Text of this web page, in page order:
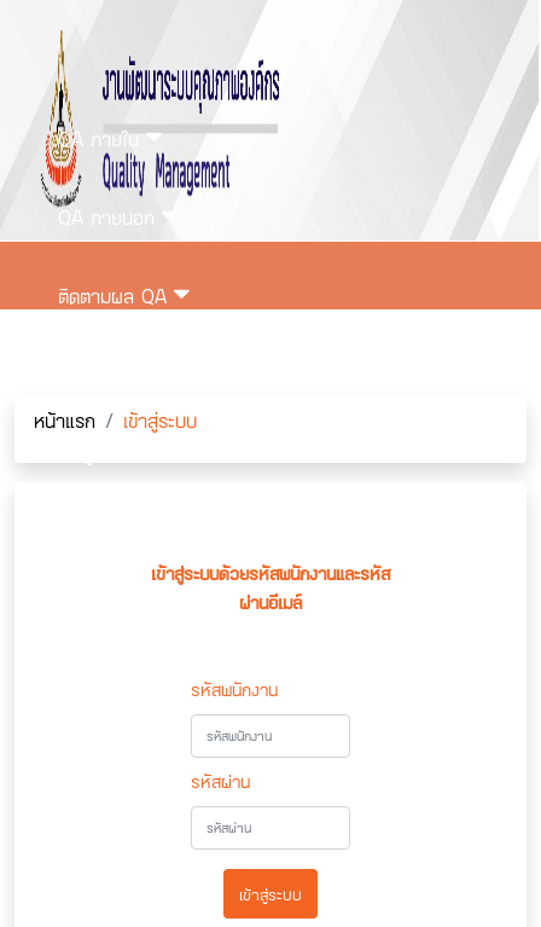
QA ภายใน
QA ภายนอก
ติดตามผล QA
หน้าแรก เข้าสู่ระบบ
เข้าสู่ระบบด้วยรหัสพนักงานและรหัส
ผ่านอีเมล์
รหัสพนักงาน
รหัสผ่าน